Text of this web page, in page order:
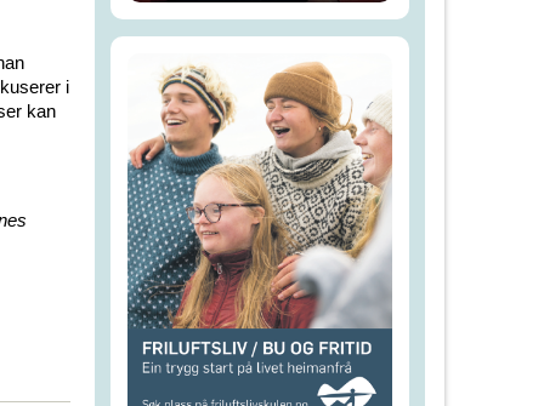
i
kan